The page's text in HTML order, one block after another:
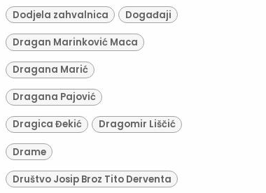
Dodjela zahvalnica Događaji
Dragan Marinković Maca
Dragana Marić
Dragana Pajović
Dragica Đekić Dragomir Liščić
Drame
Društvo Josip Broz Tito Derventa